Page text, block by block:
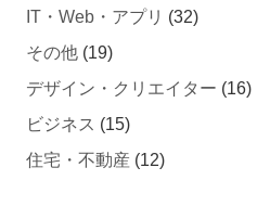
IT・Web・アプリ (32)
その他 (19)
デザイン・クリエイター (16)
ビジネス (15)
住宅・不動産 (12)